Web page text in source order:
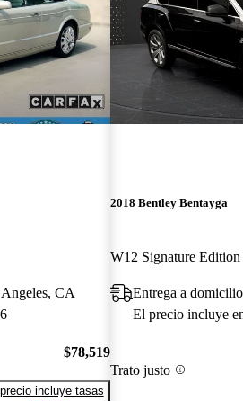
CA
$78,519
incluye tasas
2018 Bentley Bentayga
W12 Signature
Entrega a
El precio incluye
Trato justo